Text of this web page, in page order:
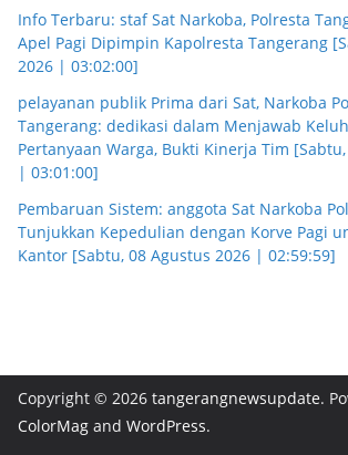
Info Terbaru: staf Sat Narkoba, Polresta
Apel Pagi Dipimpin Kapolresta Tangerang
2026 | 03:02:00]
pelayanan publik Prima dari Sat, Narkoba
Tangerang: dedikasi dalam Menjawab
Pertanyaan Warga, Bukti Kinerja Tim
| 03:01:00]
Pembaruan Sistem: anggota Sat Narkoba
Tunjukkan Kepedulian dengan Korve Pagi
Kantor [Sabtu, 08 Agustus 2026 | 02:59:59]
Copyright © 2026 tangerangnewsupdate.
ColorMag and WordPress.